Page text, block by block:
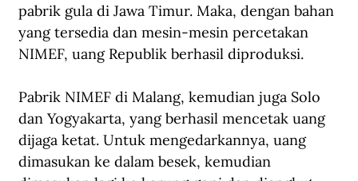
pabrik gula di Jawa Timur. Maka, dengan bahan
yang tersedia dan mesin-mesin percetakan
NIMEF, uang Republik berhasil diproduksi.
Pabrik NIMEF di Malang, kemudian juga Solo
dan Yogyakarta, yang berhasil mencetak uang
dijaga ketat. Untuk mengedarkannya, uang
dimasukan ke dalam besek, kemudian